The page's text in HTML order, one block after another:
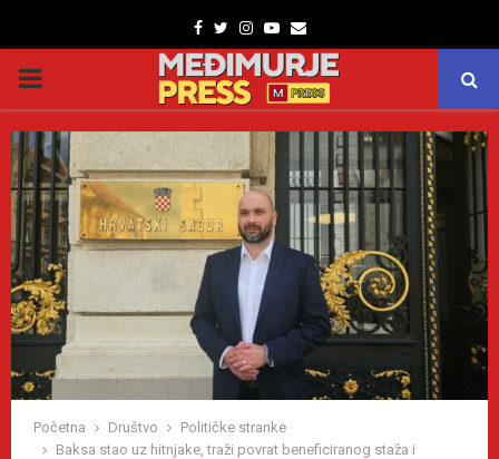
Facebook
TwitterInstagram
Youtube
Email
PRIMARY
MENU
Početna Društvo
Političke stranke
Baksa stao uz hitnjake, traži povrat beneficiranog staža i